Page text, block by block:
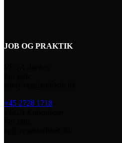
JOB OG PRAKTIK
+45 2728 1718